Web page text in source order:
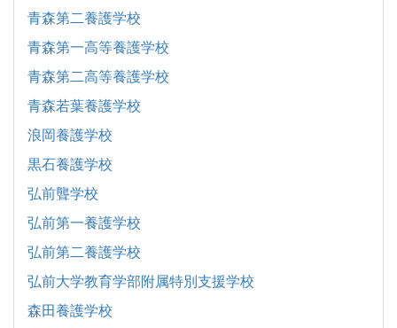
青森第二養護学校
青森第一高等養護学校
青森第二高等養護学校
青森若葉養護学校
浪岡養護学校
黒石養護学校
弘前聾学校
弘前第一養護学校
弘前第二養護学校
弘前大学教育学部附属特別支援学校
森田養護学校